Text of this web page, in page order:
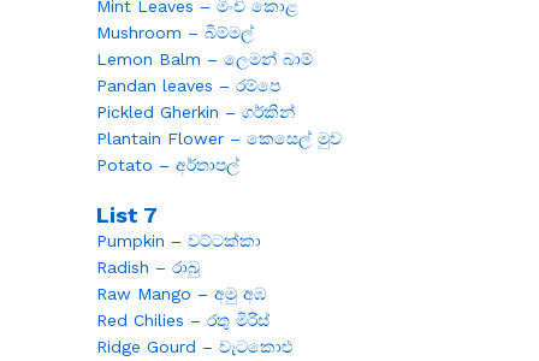
Mint Leaves – මිංචි කොළ
Mushroom – බිම්මල්
Lemon Balm – ලෙමන් බාම්
Pandan leaves – රම්පෙ
Pickled Gherkin – ගර්කින්
Plantain Flower – කෙසෙල් මුව
Potato – අර්තාපල්
List 7
Pumpkin – වට්ටක්කා
Radish – රාබු
Raw Mango – අමු අඹ
Red Chilies – රතු මිරිස්
Ridge Gourd – වැටකොළු